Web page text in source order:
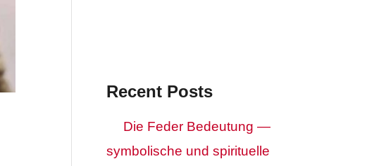
Recent Posts
Die Feder Bedeutung —
symbolische und spirituelle